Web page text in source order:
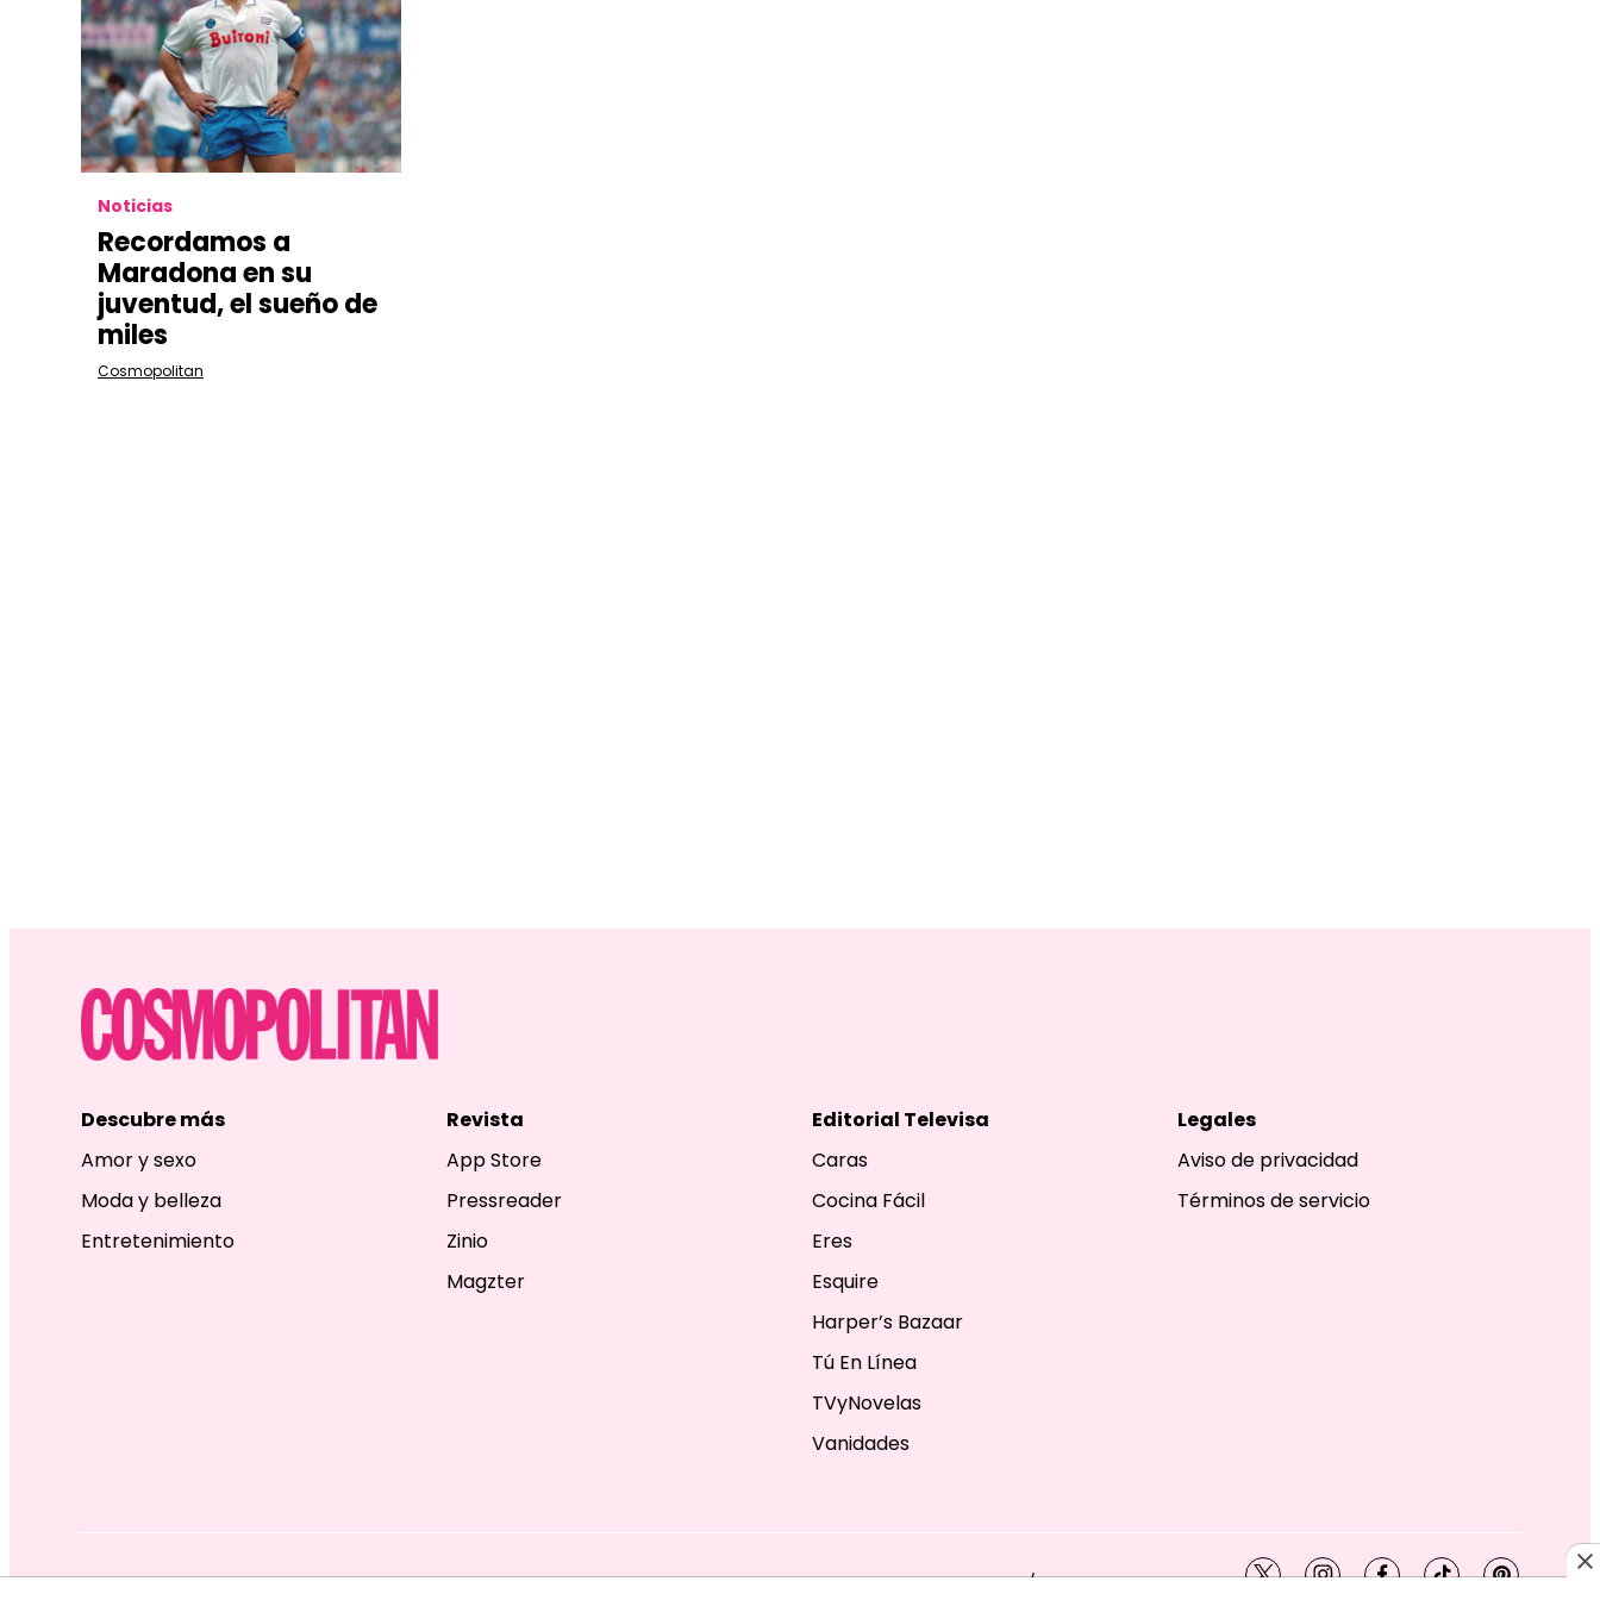
Noticias
Recordamos a
Maradona en su
juventud, el sueño de
miles
Cosmopolitan
Descubre más
Amor y sexo
Moda y belleza
Entretenimiento
Revista
App Store
Pressreader
Zinio
Magzter
Editorial Televisa
Caras
Cocina Fácil
Eres
Esquire
Harper’s Bazaar
Tú En Línea
TVyNovelas
Vanidades
Legales
Aviso de privacidad
Términos de servicio
EDITORIAL TELEVISA S.A. DE C.V. TODOS LOS DERECHOS RESERVADOS. TBG - EDITORIAL TELEVISA - LIFESTYLES - BEAUTY / FASHION twitterinstagramfacebook
tiktokpinterest